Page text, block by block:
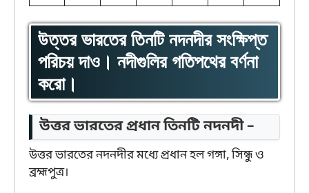
উত্তর ভারতের তিনটি নদনদীর সংক্ষিপ্ত
পরিচয় দাও। নদীগুলির গতিপথের বর্ণনা
করো।
উত্তর ভারতের প্রধান তিনটি নদনদী –
উত্তর ভারতের নদনদীর মধ্যে প্রধান হল গঙ্গা, সিন্ধু ও
ব্রহ্মপুত্র।